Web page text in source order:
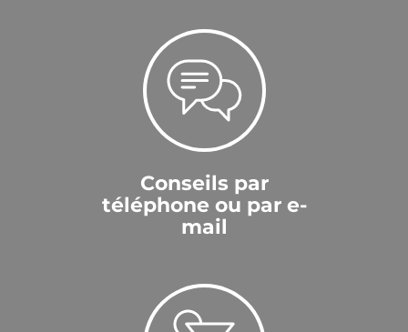
Conseils par
téléphone ou par e-
mail